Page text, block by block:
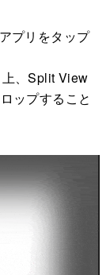
プリをタップ
、Split View
ップすること